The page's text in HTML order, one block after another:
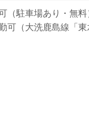
（駐車場あり・無料
可（大洗鹿島線「